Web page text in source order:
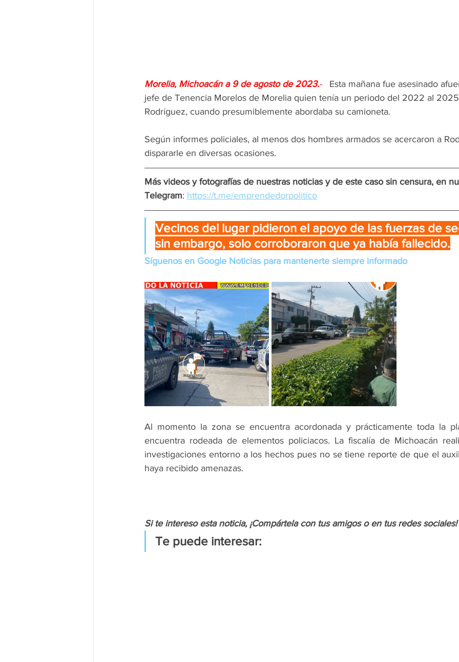
Morelia, Michoacán a 9 de agosto de 2023.-
Esta mañana fue asesinado
jefe de Tenencia Morelos de Morelia quien tenía un periodo del 2022 al
Rodríguez, cuando presumiblemente abordaba su camioneta.
Según informes policiales, al menos dos hombres armados se acercaron a
dispararle en diversas ocasiones.
Más videos y fotografías de nuestras noticias y de este caso sin censura, en
Telegram: https://t.me/emprendedorpolitico
Vecinos del lugar pidieron el apoyo de las fuerzas de
sin embargo, solo corroboraron que ya había fallecido.
Síguenos en Google Noticias para mantenerte siempre informado
Al momento la zona se encuentra acordonada y prácticamente toda la
encuentra rodeada de elementos policiacos. La fiscalía de Michoacán
investigaciones entorno a los hechos pues no se tiene reporte de que el
haya recibido amenazas.
Si te intereso esta noticia, ¡Compártela con tus amigos o en tus redes sociales!
Te puede interesar: